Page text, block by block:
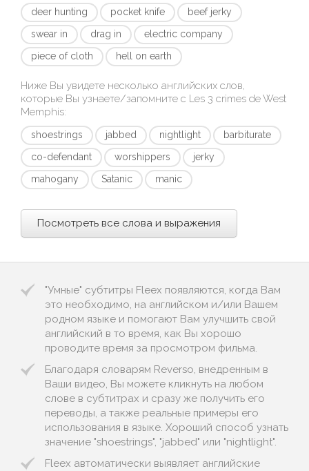
deer hunting
pocket knife
beef jerky
swear in
drag in
electric company
piece of cloth
hell on earth
Ниже Вы увидете несколько английских слов,
которые Вы узнаете/запомните с Les 3 crimes de West
Memphis:
shoestrings jabbed nightlight
barbiturate
co-defendant
worshippers
jerky
mahogany
Satanic manic
Посмотреть все слова и выражения
"Умные" субтитры Fleex появляются, когда Вам
это необходимо, на английском и/или Вашем
родном языке и помогают Вам улучшить свой
английский в то время, как Вы хорошо
проводите время за просмотром фильма.
Благодаря словарям Reverso, внедренным в
Ваши видео, Вы можете кликнуть на любом
слове в субтитрах и сразу же получить его
переводы, а также реальные примеры его
использования в языке. Хороший способ узнать
значение "shoestrings", "jabbed" или "nightlight".
Fleex автоматически выявляет английские